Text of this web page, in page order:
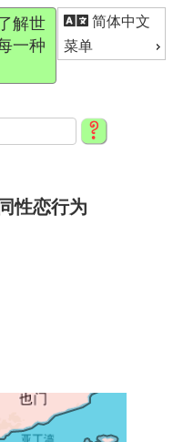
简体中文
菜单
解世
一种
性恋行为